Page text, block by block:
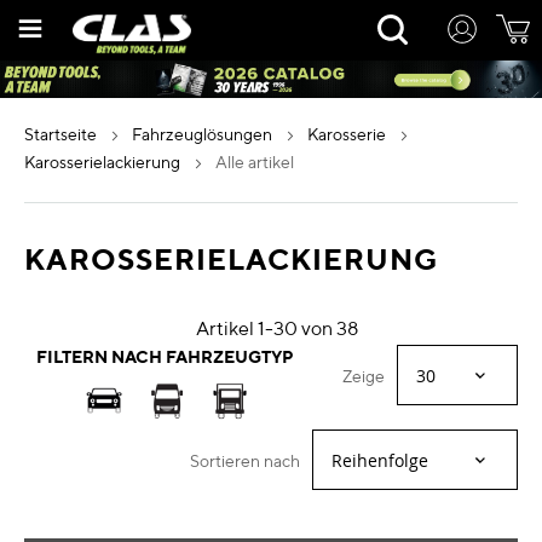
Inhalt
Rechercher
startseite fahrzeuglösungen
karosserie
karosserielackierung
alle artikel
KAROSSERIELACKIERUNG
Artikel 1-30 von 38
FILTERN NACH FAHRZEUGTYP
Zeige
Sortieren nach